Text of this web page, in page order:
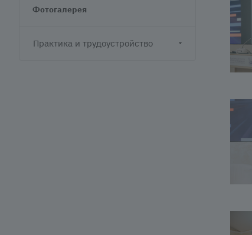
Фотогалерея
Практика и трудоустройство